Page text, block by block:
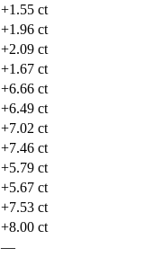
+1.55 ct
+1.96 ct
+2.09 ct
+1.67 ct
+6.66 ct
+6.49 ct
+7.02 ct
+7.46 ct
+5.79 ct
+5.67 ct
+7.53 ct
+8.00 ct
—